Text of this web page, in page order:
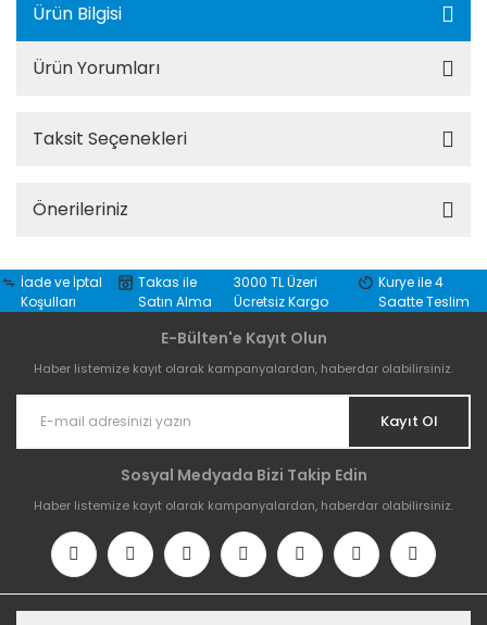
Ürün Bilgisi
Ürün Yorumları
Taksit Seçenekleri
Önerileriniz
İade ve İptal
Koşulları
Takas ile
Satın Alma
3000 TL Üzeri
Ücretsiz Kargo
Kurye ile 4
Saatte Teslim
E-Bülten'e Kayıt Olun
Haber listemize kayıt olarak kampanyalardan, haberdar olabilirsiniz.
Kayıt Ol
Sosyal Medyada Bizi Takip Edin
Haber listemize kayıt olarak kampanyalardan, haberdar olabilirsiniz.